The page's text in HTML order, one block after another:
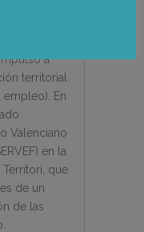
–
a
territorial
empleo). En
Valenciano
en la
que
de un
de las